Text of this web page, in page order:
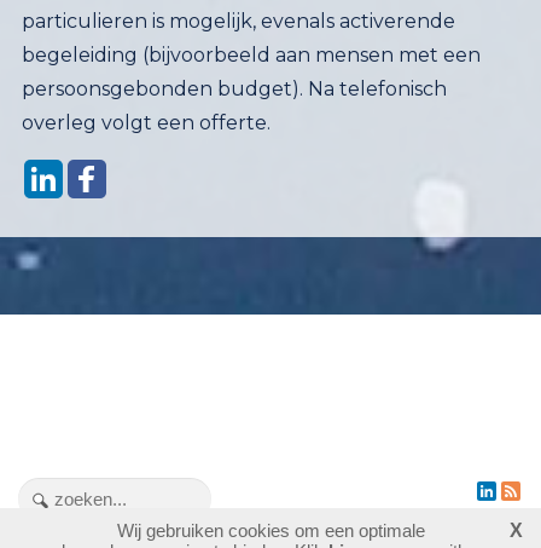
particulieren is mogelijk, evenals activerende
begeleiding (bijvoorbeeld aan mensen met een
persoonsgebonden budget). Na telefonisch
overleg volgt een offerte.
Wij gebruiken cookies om een optimale
X